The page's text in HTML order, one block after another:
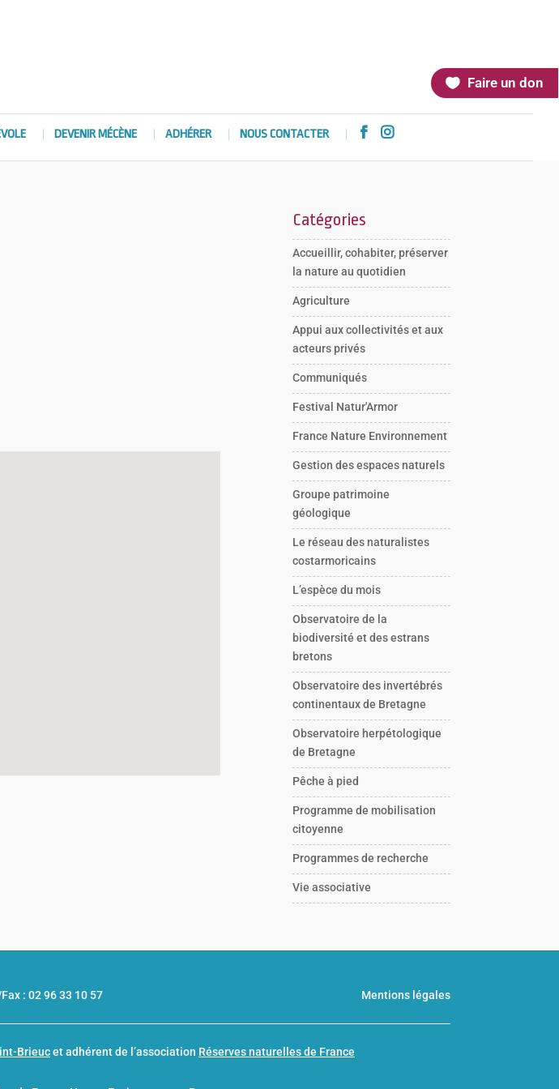
Faire un don
DEVENIR MÉCÈNE ADHÉRER NOUS CONTACTER  
Catégories
Accueillir, cohabiter, préserver
la nature au quotidien
Agriculture
Appui aux collectivités et aux
acteurs privés
Communiqués
Festival Natur'Armor
France Nature Environnement
Gestion des espaces naturels
Groupe patrimoine
géologique
Le réseau des naturalistes
costarmoricains
L’espèce du mois
Observatoire de la
biodiversité et des estrans
bretons
Observatoire des invertébrés
continentaux de Bretagne
Observatoire herpétologique
de Bretagne
Pêche à pied
Programme de mobilisation
citoyenne
Programmes de recherche
Vie associative
: 02 96 33 10 57 Mentions légales
Brieucet adhérent de l’association Réserves naturelles de France